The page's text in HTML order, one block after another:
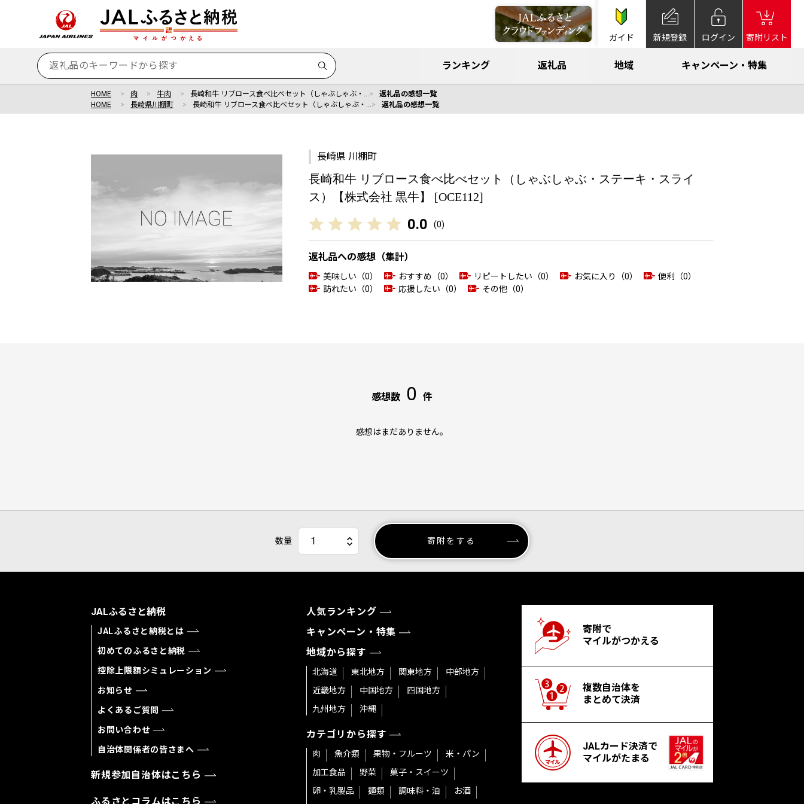
ガイド 新規登録 ログイン 寄附リスト
ランキング 返礼品 地域 キャンペーン・特集
HOME 肉 牛肉 長崎和牛 リブロース食べ比べセット（しゃぶしゃぶ・…
返礼品の感想一覧
HOME
長崎県川棚町 長崎和牛 リブロース食べ比べセット（しゃぶしゃぶ・… 返礼品の感想一覧
長崎県 川棚町
長崎和牛 リブロース食べ比べセット（しゃぶしゃぶ・ステーキ・スライ
ス）【株式会社 黒牛】 [OCE112]
0.0 (0)
返礼品への感想（集計）
美味しい（0） おすすめ（0） リピートしたい（0） お気に入り（0）
便利（0）
訪れたい（0）
応援したい（0） その他（0）
感想数 0 件
感想はまだありません。
数量 寄附をする
JALふるさと納税
JALふるさと納税とは
初めてのふるさと納税
控除上限額シミュレーション
お知らせ
よくあるご質問
お問い合わせ
自治体関係者の皆さまへ
新規参加自治体はこちら
ふるさとコラムはこちら
人気ランキング
キャンペーン・特集
地域から探す
北海道 東北地方 関東地方
中部地方
近畿地方
中国地方
四国地方
九州地方
沖縄
カテゴリから探す
肉 魚介類 果物・フルーツ
米・パン
加工食品
野菜
菓子・スイーツ
卵・乳製品
麺類 調味料・油 お酒
寄附で
マイルがつかえる
複数自治体を
まとめて決済
JALカード決済で
マイルがたまる